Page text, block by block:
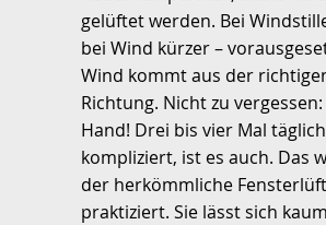
gelüftet werden. Bei
bei Wind kürzer –
Wind kommt aus der
Richtung. Nicht zu
Hand! Drei bis vier Mal
kompliziert, ist es auch. Das
der herkömmliche
praktiziert. Sie lässt sich